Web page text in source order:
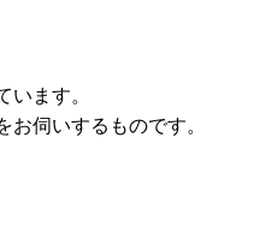
ます。
伺いするものです。